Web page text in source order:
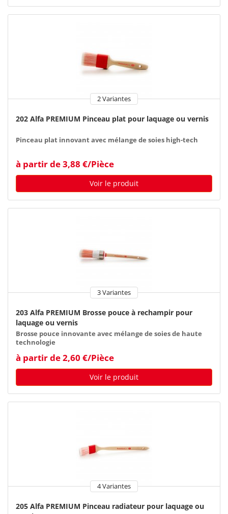
2 Variantes
202 Alfa PREMIUM Pinceau plat pour laquage ou vernis
Pinceau plat innovant avec mélange de soies high-tech
à partir de 3,88 €/Pièce
Voir le produit
3 Variantes
203 Alfa PREMIUM Brosse pouce à rechampir pour
laquage ou vernis
Brosse pouce innovante avec mélange de soies de haute
technologie
à partir de 2,60 €/Pièce
Voir le produit
4 Variantes
205 Alfa PREMIUM Pinceau radiateur pour laquage ou